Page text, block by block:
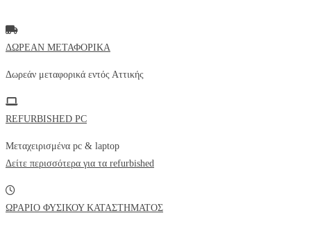
ΔΩΡΕΑΝ ΜΕΤΑΦΟΡΙΚΑ
Δωρεάν μεταφορικά εντός Αττικής
REFURBISHED PC
Μεταχειρισμένα pc & laptop
Δείτε περισσότερα για τα refurbished
ΩΡΑΡΙΟ ΦΥΣΙΚΟΥ ΚΑΤΑΣΤΗΜΑΤΟΣ